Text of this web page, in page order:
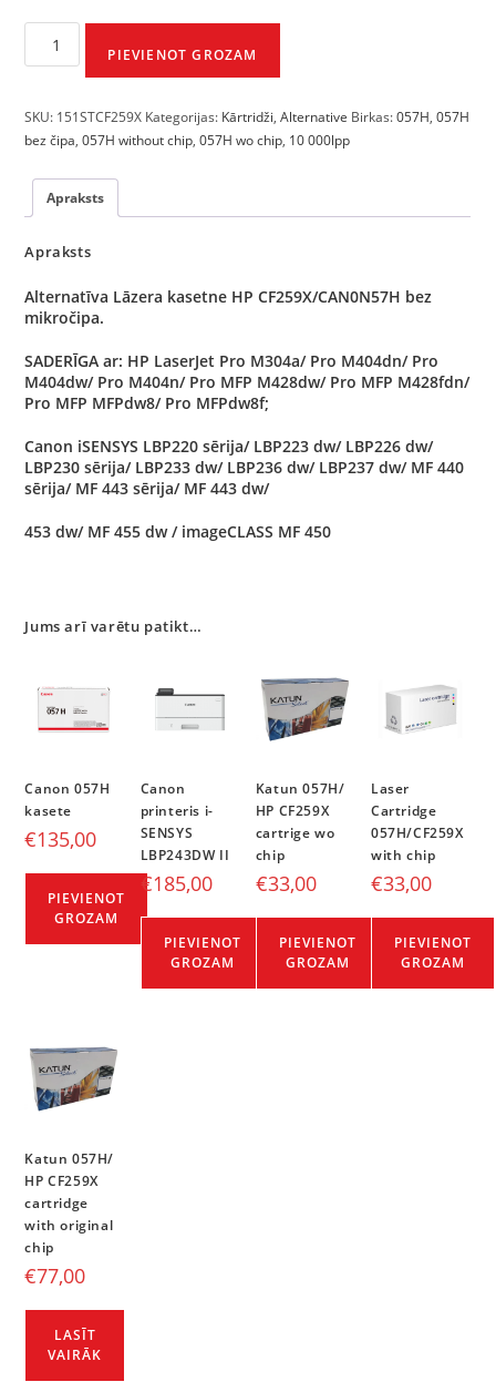
PIEVIENOT GROZAM
SKU: 151STCF259X Kategorijas: Kārtridži,Alternative Birkas:057H,057H
bez čipa,057H without chip,057H wo chip, 10 000lpp
Apraksts
Apraksts
Alternatīva Lāzera kasetne HP CF259X/CAN0N57H bez
mikročipa.
SADERĪGA ar: HP LaserJet Pro M304a/ Pro M404dn/ Pro
M404dw/ Pro M404n/ Pro MFP M428dw/ Pro MFP M428fdn/
Pro MFP MFPdw8/ Pro MFPdw8f;
Canon iSENSYS LBP220 sērija/ LBP223 dw/ LBP226 dw/
LBP230 sērija/ LBP233 dw/ LBP236 dw/ LBP237 dw/ MF 440
sērija/ MF 443 sērija/ MF 443 dw/
453 dw/ MF 455 dw / imageCLASS MF 450
Jums arī varētu patikt…
Canon 057H
kasete
€135,00
PIEVIENOT
GROZAM
Canon
printeris i-
SENSYS
LBP243DW II
€185,00
PIEVIENOT
GROZAM
Katun 057H/
HP CF259X
cartrige wo
chip
€33,00
PIEVIENOT
GROZAM
Laser
Cartridge
057H/CF259X
with chip
€33,00
PIEVIENOT
GROZAM
Katun 057H/
HP CF259X
cartridge
with original
chip
€77,00
LASĪT
VAIRĀK